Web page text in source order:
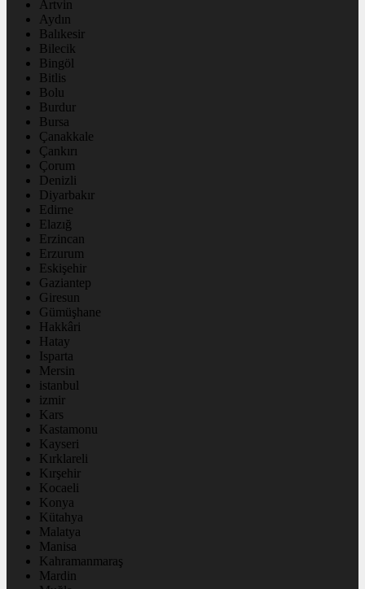
Artvin
Aydın
Balıkesir
Bilecik
Bingöl
Bitlis
Bolu
Burdur
Bursa
Çanakkale
Çankırı
Çorum
Denizli
Diyarbakır
Edirne
Elazığ
Erzincan
Erzurum
Eskişehir
Gaziantep
Giresun
Gümüşhane
Hakkâri
Hatay
Isparta
Mersin
istanbul
izmir
Kars
Kastamonu
Kayseri
Kırklareli
Kırşehir
Kocaeli
Konya
Kütahya
Malatya
Manisa
Kahramanmaraş
Mardin